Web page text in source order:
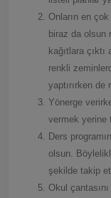
Onların en
biraz da olsun
kağıtlara
renkli
yaptırırken de
Yönerge
vermek yerine
Ders
olsun.
şekilde takip
Okul